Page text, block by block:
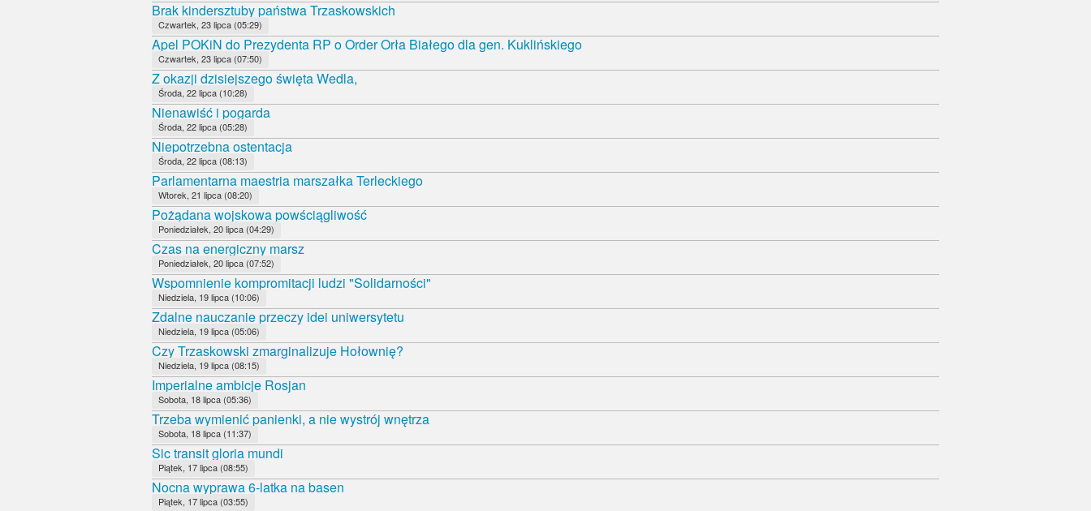
Brak kindersztuby państwa Trzaskowskich
Czwartek, 23 lipca (05:29)
Apel POKiN do Prezydenta RP o Order Orła Białego dla gen. Kuklińskiego
Czwartek, 23 lipca (07:50)
Z okazji dzisiejszego święta Wedla,
Środa, 22 lipca (10:28)
Nienawiść i pogarda
Środa, 22 lipca (05:28)
Niepotrzebna ostentacja
Środa, 22 lipca (08:13)
Parlamentarna maestria marszałka Terleckiego
Wtorek, 21 lipca (08:20)
Pożądana wojskowa powściągliwość
Poniedziałek, 20 lipca (04:29)
Czas na energiczny marsz
Poniedziałek, 20 lipca (07:52)
Wspomnienie kompromitacji ludzi "Solidarności"
Niedziela, 19 lipca (10:06)
Zdalne nauczanie przeczy idei uniwersytetu
Niedziela, 19 lipca (05:06)
Czy Trzaskowski zmarginalizuje Hołownię?
Niedziela, 19 lipca (08:15)
Imperialne ambicje Rosjan
Sobota, 18 lipca (05:36)
Trzeba wymienić panienki, a nie wystrój wnętrza
Sobota, 18 lipca (11:37)
Sic transit gloria mundi
Piątek, 17 lipca (08:55)
Nocna wyprawa 6-latka na basen
Piątek, 17 lipca (03:55)